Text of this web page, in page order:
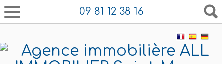
09 81 12 38 16